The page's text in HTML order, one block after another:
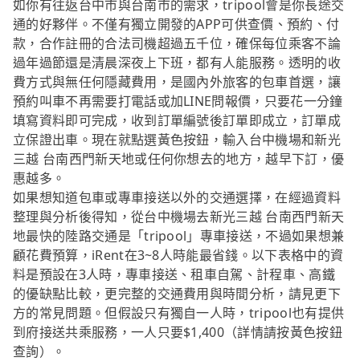
如你有往返台中市與台南市的需求，tripool會是你長途交
通的好夥伴。不僅有獨立開發的APP可供查價、預約、付
款，合作註冊的合法司機超過五千位，確保每位乘客不論
過年過節還是清晨深夜上下班，都有人能服務。透明的收
費方式與無任何隱藏費用，是國內外旅客的包車首選，讓
預約叫車不再需要打電話或加LINE問報價，只要花一分鐘
填寫資料即可完成，收到訂單編號後訂單即成立，訂單成
立保證出車。現在就點選黃色按鈕，輸入台中機場和新光
三越 台南西門新天地或任何你想去的地方，越早下訂，優
惠越多。
如果想知道包車或專車接送以外的交通選擇，在經過資料
整理與分析後得知，從台中機場去新光三越 台南西門新天
地最快的陸路交通是「tripool」專車接送，不過如果想兼
顧花費預算，iRent在3~8人時能最省錢。以下表格中的資
料是預設在3人時，專車接送、租車自駕、計程車、高鐵
的優缺點比較，更完整的交通費用與時間分析，請見更下
方的常見問題。但假設只有獨自一人時，tripool也有提供
到府接送共乘服務，一人只要$1,400（詳情請按黃色按鈕
查詢）。